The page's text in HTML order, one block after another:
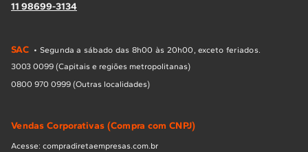
11 98699-3134
SAC • Segunda a sábado das 8h00 às 20h00, exceto feriados.
3003 0099 (Capitais e regiões metropolitanas)
0800 970 0999 (Outras localidades)
Vendas Corporativas (Compra com CNPJ)
Acesse: compradiretaempresas.com.br